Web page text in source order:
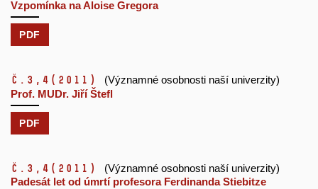
Vzpomínka na Aloise Gregora
PDF
č.3,4 (2011)
(Významné osobnosti naší univerzity)
Prof. MUDr. Jiří Štefl
PDF
č.3,4 (2011)
(Významné osobnosti naší univerzity)
Padesát let od úmrtí profesora Ferdinanda Stiebitze